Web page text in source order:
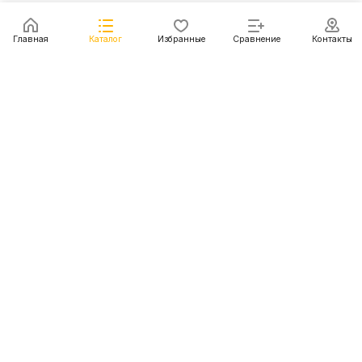
Главная Каталог Избранные Сравнение Контакты